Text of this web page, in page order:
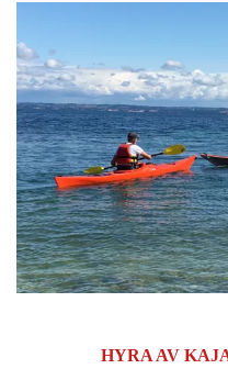
HYRA AV